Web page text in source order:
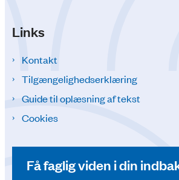
Links
Kontakt
Tilgængelighedserklæring
Guide til oplæsning af tekst
Cookies
Få faglig viden i din